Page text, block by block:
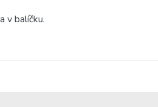
v balíčku.